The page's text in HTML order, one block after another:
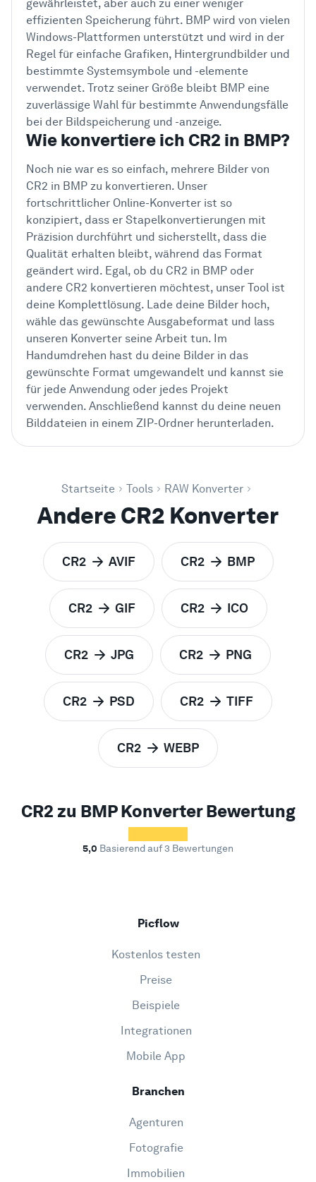
gewährleistet, aber auch zu einer weniger
effizienten Speicherung führt. BMP wird von vielen
Windows-Plattformen unterstützt und wird in der
Regel für einfache Grafiken, Hintergrundbilder und
bestimmte Systemsymbole und -elemente
verwendet. Trotz seiner Größe bleibt BMP eine
zuverlässige Wahl für bestimmte Anwendungsfälle
bei der Bildspeicherung und -anzeige.
Wie konvertiere ich CR2 in BMP?
Noch nie war es so einfach, mehrere Bilder von
CR2 in BMP zu konvertieren. Unser
fortschrittlicher Online-Konverter ist so
konzipiert, dass er Stapelkonvertierungen mit
Präzision durchführt und sicherstellt, dass die
Qualität erhalten bleibt, während das Format
geändert wird. Egal, ob du CR2 in BMP oder
andere CR2 konvertieren möchtest, unser Tool ist
deine Komplettlösung. Lade deine Bilder hoch,
wähle das gewünschte Ausgabeformat und lass
unseren Konverter seine Arbeit tun. Im
Handumdrehen hast du deine Bilder in das
gewünschte Format umgewandelt und kannst sie
für jede Anwendung oder jedes Projekt
verwenden. Anschließend kannst du deine neuen
Bilddateien in einem ZIP-Ordner herunterladen.
Startseite Tools RAW Konverter
Andere CR2 Konverter
CR2 zuAVIF CR2 zuBMP
CR2 zu GIF CR2 zu ICO
CR2 zuJPG CR2 zuPNG
CR2 zuPSD CR2 zuTIFF
CR2 zuWEBP
CR2 zu BMP Konverter Bewertung
5,0 Basierend auf 3 Bewertungen
Picflow
Kostenlos testen
Preise
Beispiele
Integrationen
Mobile App
Branchen
Agenturen
Fotografie
Immobilien